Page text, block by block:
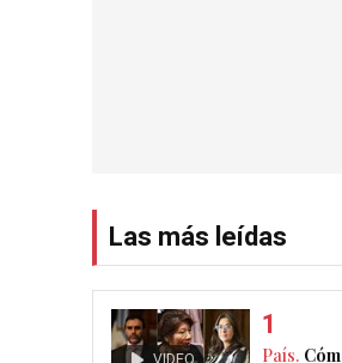
Las más leídas
País.